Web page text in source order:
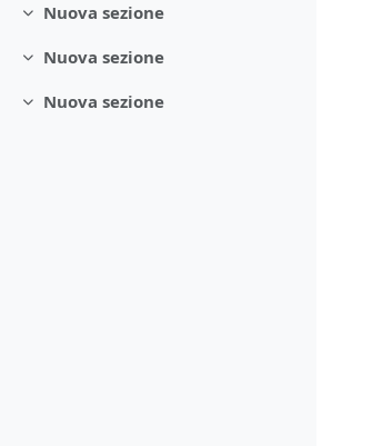
Minimizza
Nuova sezione
Minimizza
Nuova sezione
Minimizza
Nuova sezione